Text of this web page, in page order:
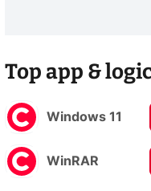
Top app &
Windows 11
WinRAR